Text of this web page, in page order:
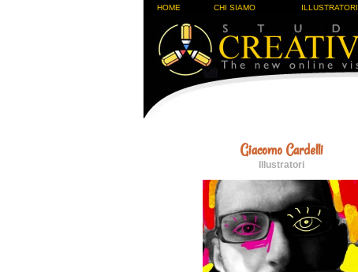
HOME CHI SIAMO ILLUSTRATORI
Giacomo Cardelli
Illustratori